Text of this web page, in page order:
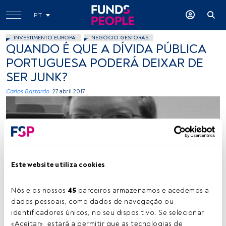
Este website utiliza cookies
Nós e os nossos 45 parceiros armazenamos e acedemos a
dados pessoais, como dados de navegação ou
identificadores únicos, no seu dispositivo. Se selecionar
«Aceitar», estará a permitir que as tecnologias de
PT
INVESTIMENTO EUROPA NEGÓCIO GESTORAS
QUANDO É QUE A DÍVIDA PÚBLICA
PORTUGUESA PODERÁ DEIXAR DE
SER JUNK?
Carlos Bastardo. 27 abril 2017
Tempo de leitura:3 min.